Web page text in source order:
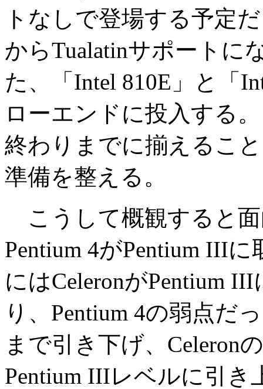
トなしで登場する予定
からTualatinサポートに
た、「Intel 810E」と「
ローエンドに投入する
終わりまでに揃えるこ
準備を整える。
こうして概観すると
Pentium 4がPentium III
にはCeleronがPentium
り、Pentium 4の弱点だ
まで引き下げ、Celeron
Pentium IIIレベルに引き